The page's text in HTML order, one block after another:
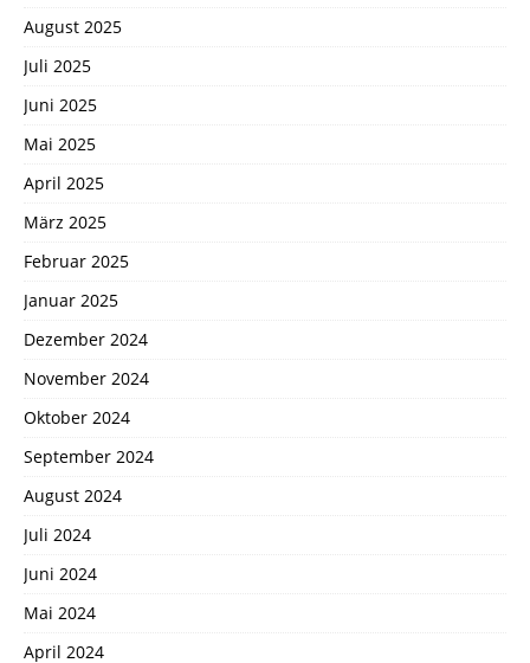
August 2025
Juli 2025
Juni 2025
Mai 2025
April 2025
März 2025
Februar 2025
Januar 2025
Dezember 2024
November 2024
Oktober 2024
September 2024
August 2024
Juli 2024
Juni 2024
Mai 2024
April 2024